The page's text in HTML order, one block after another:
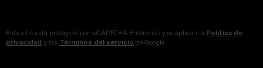
Este sitio está protegido por reCAPTCHA Enterprise y se aplican la Política de
privacidad y los Términos del servicio de Google.